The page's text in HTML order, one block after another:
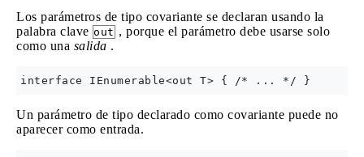
Los parámetros de tipo covariante se declaran usando la
palabra clave out , porque el parámetro debe usarse solo
como una salida .
Un parámetro de tipo declarado como covariante puede no
aparecer como entrada.